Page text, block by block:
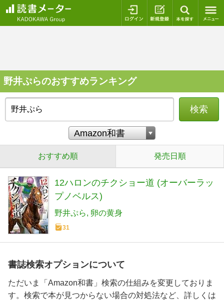
ログイン 新規登録
野井ぷらのおすすめランキング
検索
おすすめ順 発売日順
12ハロンのチクショー道 (オーバーラッ
プノベルス)
野井ぷら 卵の黄身
31
書誌検索オプションについて
ただいま「Amazon和書」検索の仕組みを変更しておりま
す。検索で本が見つからない場合の対処法など、詳しくは